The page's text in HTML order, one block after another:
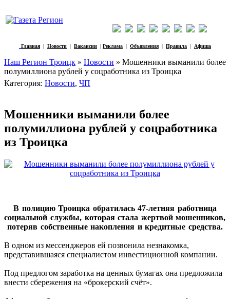
Главная | Новости | Вакансии | Реклама | Объявления | Правила | Афиша
Наш Регион Троицк » Новости » Мошенники выманили более
полумиллиона рублей у соцработника из Троицка
Категория: Новости, ЧП
Мошенники выманили более
полумиллиона рублей у соцработника
из Троицка
В полицию Троицка обратилась 47-летняя работница
социальной службы, которая стала жертвой мошенников,
потеряв собственные накопления и кредитные средства.
В одном из мессенджеров ей позвонила незнакомка,
представившаяся специалистом инвестиционной компании.
Под предлогом заработка на ценных бумагах она предложила
внести сбережения на «брокерский счёт».